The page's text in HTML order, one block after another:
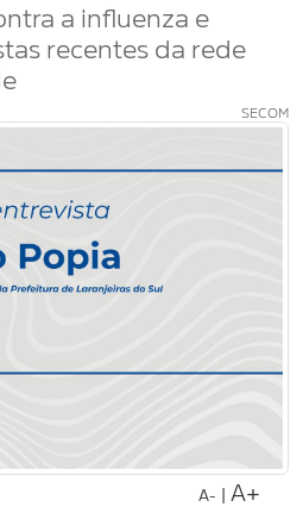
a influenza e
recentes da rede
SECOM
A- A+